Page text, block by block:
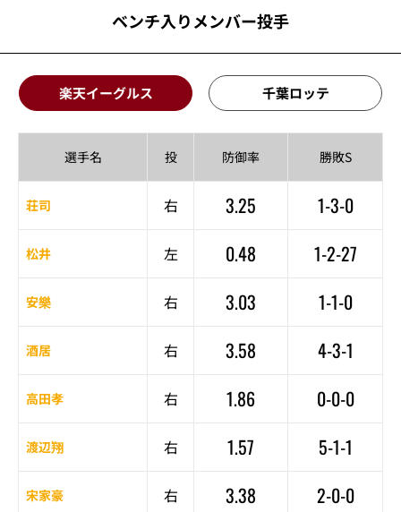
ベンチ入りメンバー投手
楽天イーグルス 千葉ロッテ
選手名 投 防御率 勝敗S
荘司 右 3.25 1-3-0
松井 左 0.48 1-2-27
安樂 右 3.03 1-1-0
酒居 右 3.58 4-3-1
高田孝 右 1.86 0-0-0
渡辺翔 右 1.57 5-1-1
宋家豪 右 3.38 2-0-0